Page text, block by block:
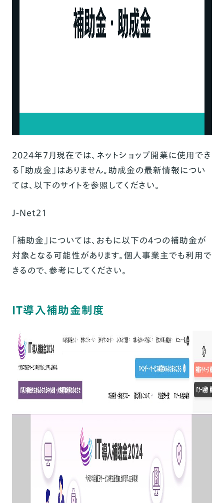
2024年7月現在では、ネットショップ開業に使用でき
る「助成金」はありません。助成金の最新情報につい
ては、以下のサイトを参照してください。
J-Net21
「補助金」については、おもに以下の4つの補助金が
対象となる可能性があります。個人事業主でも利用で
きるので、参考にしてください。
IT導入補助金制度